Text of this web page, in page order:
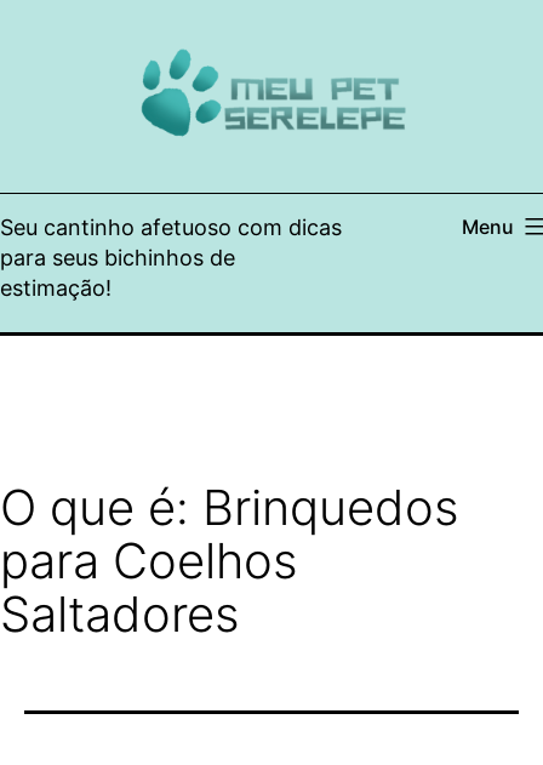
Seu cantinho afetuoso com dicas
para seus bichinhos de
estimação!
Menu
O que é: Brinquedos
para Coelhos
Saltadores